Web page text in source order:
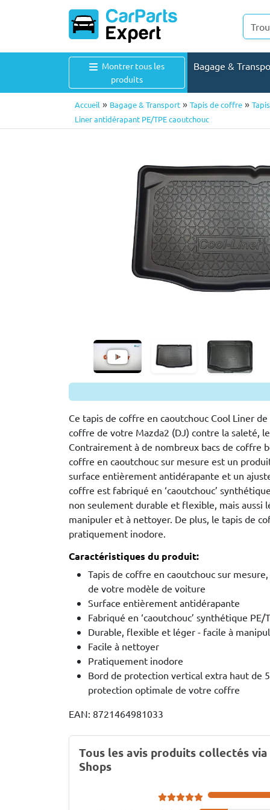
produits
Bagage &
Accueil » Bagage & Transport » Tapis de coffre »
Liner antidérapant PE/TPE caoutchouc
Ce tapis de coffre en caoutchouc Cool Liner
coffre de votre Mazda2 (DJ) contre la saleté,
Contrairement à de nombreux bacs de coffre
coffre en caoutchouc sur mesure est un
surface entièrement antidérapante et un
coffre est fabriqué en ‘caoutchouc’
non seulement durable et flexible, mais aussi
manipuler et à nettoyer. De plus, le tapis de
pratiquement inodore.
Caractéristiques du produit:
Tapis de coffre en caoutchouc sur
de votre modèle de voiture
Surface entièrement antidérapante
Fabriqué en ‘caoutchouc’ synthétique PE/
Durable, flexible et léger - facile à
Facile à nettoyer
Pratiquement inodore
Bord de protection vertical extra haut de
protection optimale de votre coffre
EAN: 8721464981033
Tous les avis produits collectés
Shops